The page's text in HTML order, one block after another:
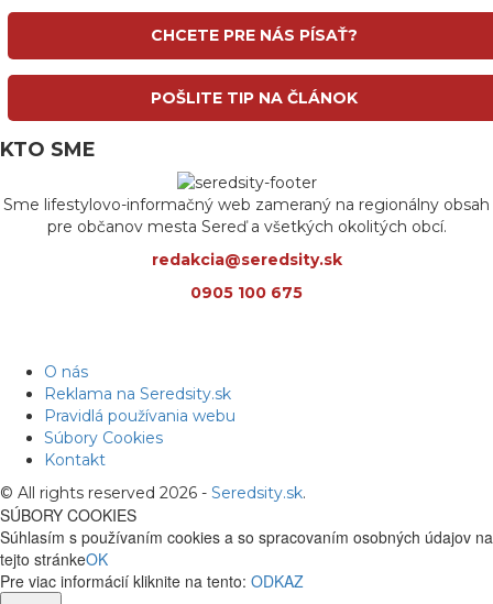
CHCETE PRE NÁS PÍSAŤ?
POŠLITE TIP NA ČLÁNOK
KTO SME
Sme lifestylovo-informačný web zameraný na regionálny obsah
pre občanov mesta Sereď a všetkých okolitých obcí.
redakcia@seredsity.sk
0905 100 675
O nás
Reklama na Seredsity.sk
Pravidlá používania webu
Súbory Cookies
Kontakt
© All rights reserved 2026 - Seredsity.sk.
SÚBORY COOKIES
Súhlasím s používaním cookies a so spracovaním osobných údajov na
tejto stránkeOK
Pre viac informácií kliknite na tento: ODKAZ